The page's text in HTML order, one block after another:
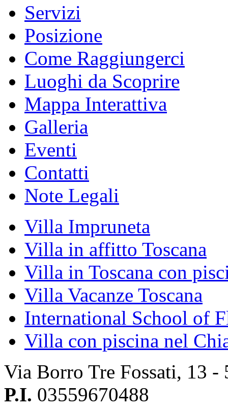
Servizi
Posizione
Come Raggiungerci
Luoghi da Scoprire
Mappa Interattiva
Galleria
Eventi
Contatti
Note Legali
Villa Impruneta
Villa in affitto Toscana
Villa in Toscana con
Villa Vacanze Toscana
International School of
Villa con piscina nel
Via Borro Tre Fossati, 13 -
P.I. 03559670488